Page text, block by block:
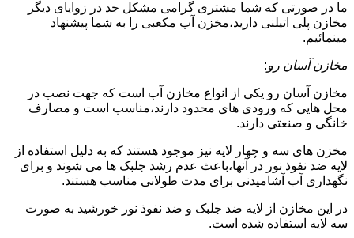
ما در صورتی که شما مشتری گرامی مشکل جد در زوایای دیگر
مخازن پلی اتیلنی دارید،مخزن آب مکعبی را به شما پیشنهاد
مینمائیم.
مخازن آسان رو:
مخازن آسان رو یکی از انواع مخازن آب است که جهت نصب در
محل هایی که ورودی های محدود دارند،مناسب است و مصارف
خانگی و صنعتی دارند.
مخزن های سه و چهار لایه نیز موجود هستند که به دلیل استفاده از
لایه ضد نفوذ نور در آنها،باعث عدم رشد جلبک ها می شوند و برای
نگهداری آب آشامیدنی برای مدت طولانی مناسب هستند.
در این مخازن از لایه ضد جلبک و ضد نفوذ نور خورشید به صورت
سه لایه استفاده شده است.